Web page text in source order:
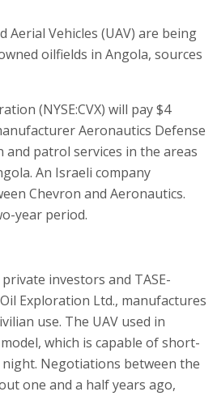
Aerial Vehicles (UAV) are being
oilfields in Angola, sources
(NYSE:CVX) will pay $4
Aeronautics Defense
patrol services in the areas
An Israeli company
Chevron and Aeronautics.
year period.
investors and TASE-
Exploration Ltd., manufactures
use. The UAV used in
which is capable of short-
Negotiations between the
one and a half years ago,